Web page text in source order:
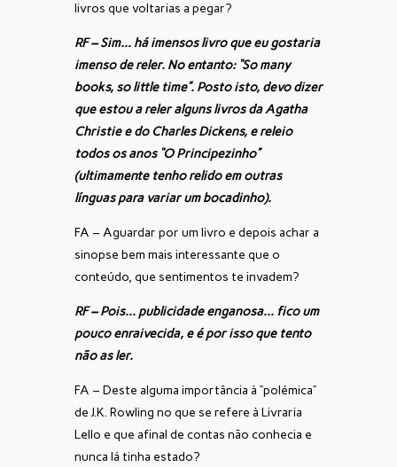
livros que voltarias a pegar?
RF – Sim… há imensos livro que eu gostaria
imenso de reler. No entanto: “So many
books, so little time”. Posto isto, devo dizer
que estou a reler alguns livros da Agatha
Christie e do Charles Dickens, e releio
todos os anos “O Principezinho”
(ultimamente tenho relido em outras
línguas para variar um bocadinho).
FA – Aguardar por um livro e depois achar a
sinopse bem mais interessante que o
conteúdo, que sentimentos te invadem?
RF – Pois… publicidade enganosa… fico um
pouco enraivecida, e é por isso que tento
não as ler.
FA – Deste alguma importância à “polémica”
de J.K. Rowling no que se refere à Livraria
Lello e que afinal de contas não conhecia e
nunca lá tinha estado?